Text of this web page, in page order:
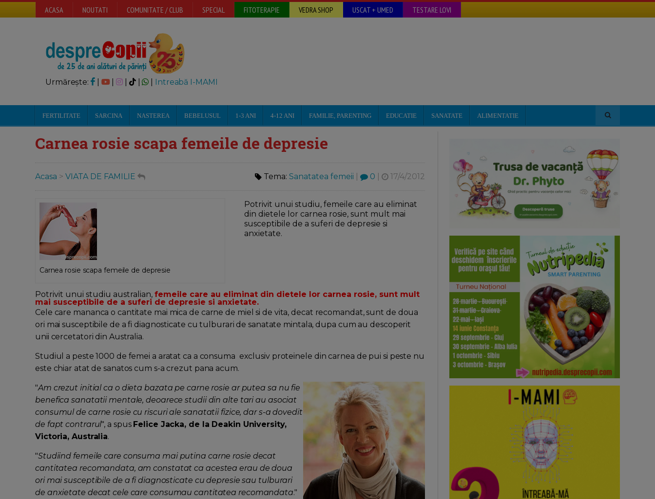
ACASA NOUTATI COMUNITATE / CLUB SPECIAL FITOTERAPIE VEDRA SHOP USCAT + UMED TESTARE LOVI
Urmărește: | | Intreabă I-MAMI
FERTILITATE SARCINA NASTEREA BEBELUSUL 1-3 ANI 4-12 ANI FAMILIE, PARENTING EDUCATIE SANATATE ALIMENTATIE
Carnea rosie scapa femeile de depresie
Acasa > VIATA DE FAMILIE Tema: Sanatatea femeii 0 17/4/2012
Carnea rosie scapa femeile de depresie
Potrivit unui studiu, femeile care au eliminat
din dietele lor carnea rosie, sunt mult mai
susceptibile de a suferi de depresie si
anxietate.
Potrivit unui studiu australian, femeile care au eliminat din dietele lor carnea rosie, sunt mult
mai susceptibile de a suferi de depresie si anxietate.
Cele care mananca o cantitate mai mica de carne de miel si de vita, decat recomandat, sunt de doua
ori mai susceptibile de a fi diagnosticate cu tulburari de sanatate mintala, dupa cum au descoperit
unii cercetatori din Australia.
Studiul a peste 1000 de femei a aratat ca a consuma exclusiv proteinele din carnea de pui si peste nu
este chiar atat de sanatos cum s-a crezut pana acum.
"Am crezut initial ca o dieta bazata pe carne rosie ar putea sa nu fie
benefica sanatatii mentale, deoarece studii din alte tari au asociat
consumul de carne rosie cu riscuri ale sanatatii fizice, dar s-a dovedit
de fapt contrarul", a spus Felice Jacka, de la Deakin University,
Victoria, Australia.
"Studiind femeile care consuma mai putina carne rosie decat
cantitatea recomandata, am constatat ca acestea erau de doua
ori mai susceptibile de a fi diagnosticate cu depresie sau tulburari
de anxietate decat cele care consumau cantitatea recomandata."